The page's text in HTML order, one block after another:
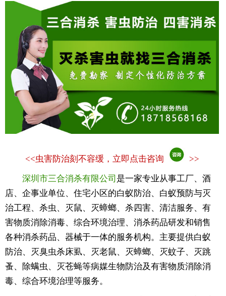
<<虫害防治刻不容缓，立即点击咨询 >>
深圳市三合消杀有限公司 是一家专业从事工厂、酒
店、企事业单位、住宅小区的白蚁防治、白蚁预防与灭
治工程、杀虫、灭鼠、灭蟑螂、杀四害、清洁服务、有
害物质消除消毒、综合环境治理、消杀药品研发和销售
各种消杀药品、器械于一体的服务机构。主要提供白蚁
防治、灭臭虫杀床虱、灭老鼠、灭蟑螂、灭蚊子、灭跳
蚤、除螨虫、灭苍蝇等病媒生物防治及有害物质消除消
毒、综合环境治理等服务。